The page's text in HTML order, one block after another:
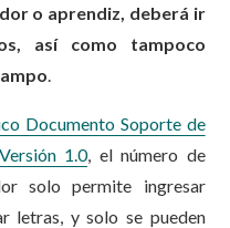
o aprendiz, deberá ir
así como tampoco
Documento Soporte de
1.0, el número de
solo permite ingresar
letras, y solo se pueden